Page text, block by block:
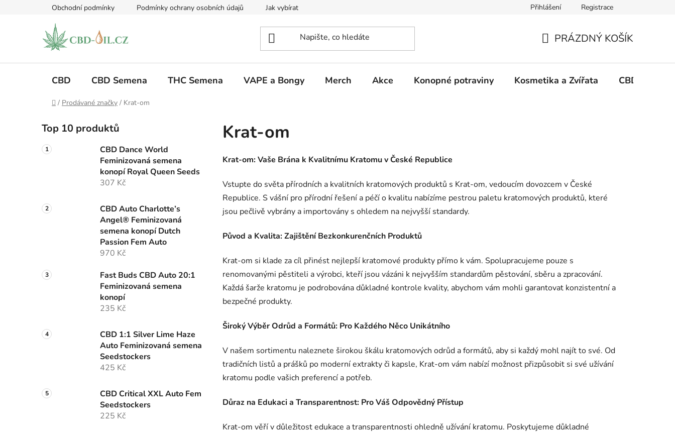
Obchodní podmínky Podmínky ochrany osobních údajů Jak vybírat Přihlášení Registrace
KOŠÍK
PRÁZDNÝ KOŠÍK
CBD CBD Semena THC Semena VAPE a Bongy Merch Akce Konopné potraviny Kosmetika a Zvířata CBD
Domů
/ Prodávané značky / Krat-om
o
s
t
n
e
Top 10 produktů
CBD Dance World
Feminizovaná semena
konopí Royal Queen Seeds
307 Kč
CBD Auto Charlotte’s
Angel® Feminizovaná
semena konopí Dutch
Passion Fem Auto
970 Kč
Fast Buds CBD Auto 20:1
Feminizovaná semena
konopí
235 Kč
CBD 1:1 Silver Lime Haze
Auto Feminizovaná semena
Seedstockers
425 Kč
CBD Critical XXL Auto Fem
Seedstockers
225 Kč
Krat-om
Krat-om: Vaše Brána k Kvalitnímu Kratomu v České Republice
Vstupte do světa přírodních a kvalitních kratomových produktů s Krat-om, vedoucím dovozcem v České
Republice. S vášní pro přírodní řešení a péčí o kvalitu nabízíme pestrou paletu kratomových produktů, které
jsou pečlivě vybrány a importovány s ohledem na nejvyšší standardy.
Původ a Kvalita: Zajištění Bezkonkurenčních Produktů
Krat-om si klade za cíl přinést nejlepší kratomové produkty přímo k vám. Spolupracujeme pouze s
renomovanými pěstiteli a výrobci, kteří jsou vázáni k nejvyšším standardům pěstování, sběru a zpracování.
Každá šarže kratomu je podrobována důkladné kontrole kvality, abychom vám mohli garantovat konzistentní a
bezpečné produkty.
Široký Výběr Odrůd a Formátů: Pro Každého Něco Unikátního
V našem sortimentu naleznete širokou škálu kratomových odrůd a formátů, aby si každý mohl najít to své. Od
tradičních listů a prášků po moderní extrakty či kapsle, Krat-om vám nabízí možnost přizpůsobit si své užívání
kratomu podle vašich preferencí a potřeb.
Důraz na Edukaci a Transparentnost: Pro Váš Odpovědný Přístup
Krat-om věří v důležitost edukace a transparentnosti ohledně užívání kratomu. Poskytujeme důkladné